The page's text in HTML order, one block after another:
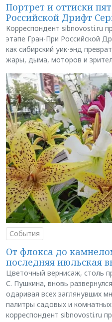
Портрет и оттиски
Российской Дрифт
Корреспондент sibnovosti.ru
этапе Гран-При Российской
как сибирский уик-энд
жары, дыма, моторов и
События
От флокса до
последняя июльская
Цветочный вернисаж, столь
С. Пушкина, вновь
одаривая всех заглянувших
палитры садовых и
корреспондент sibnovosti.ru